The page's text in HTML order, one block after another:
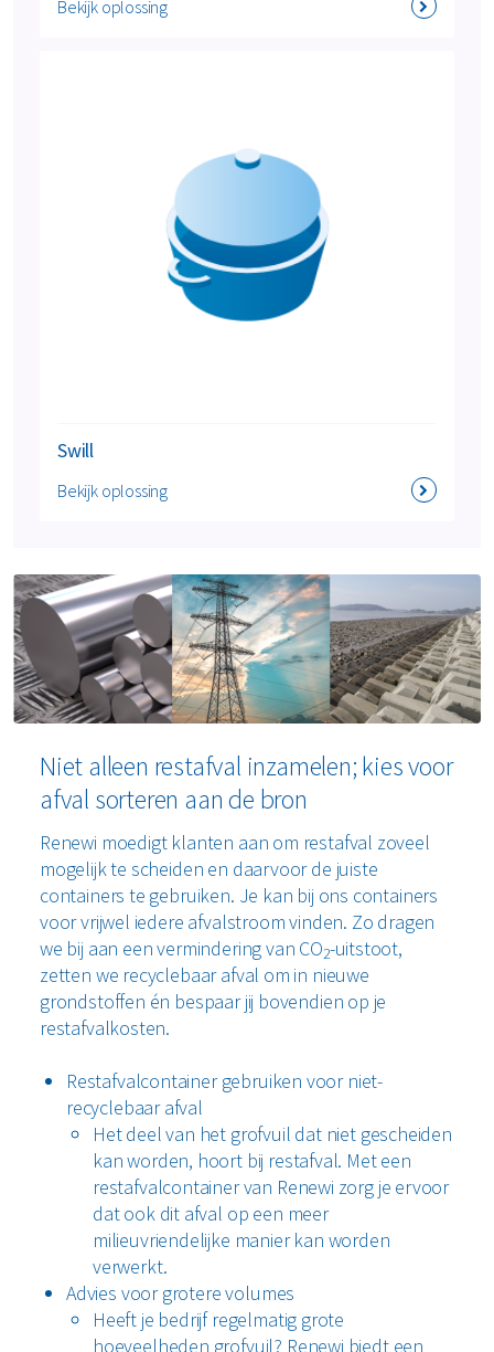
Bekijk oplossing
Swill
Bekijk oplossing
Niet alleen restafval inzamelen; kies voor
afval sorteren aan de bron
Renewi moedigt klanten aan om restafval zoveel
mogelijk te scheiden en daarvoor de juiste
containers te gebruiken. Je kan bij ons containers
voor vrijwel iedere afvalstroom vinden. Zo dragen
we bij aan een vermindering van CO2-uitstoot,
zetten we recyclebaar afval om in nieuwe
grondstoffen én bespaar jij bovendien op je
restafvalkosten.
Restafvalcontainer gebruiken voor niet-
recyclebaar afval
Het deel van het grofvuil dat niet gescheiden
kan worden, hoort bij restafval. Met een
restafvalcontainer van Renewi zorg je ervoor
dat ook dit afval op een meer
milieuvriendelijke manier kan worden
verwerkt.
Advies voor grotere volumes
Heeft je bedrijf regelmatig grote
hoeveelheden grofvuil? Renewi biedt een